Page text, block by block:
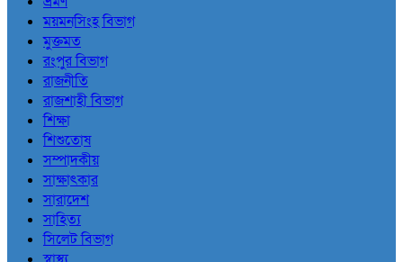
ময়মনসিংহ বিভাগ
মুক্তমত
রংপুর বিভাগ
রাজনীতি
রাজশাহী বিভাগ
শিক্ষা
শিশুতোষ
সম্পাদকীয়
সাক্ষাৎকার
সারাদেশ
সাহিত্য
সিলেট বিভাগ